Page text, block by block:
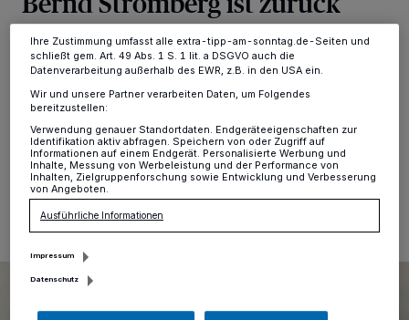
Lank·Die Komödie „Stromberg 2 – Wieder alles wie
immer“ (FSK12/100 Minuten) wird am Dienstag, 6.
Januar, um 17 und um 20 Uhr beim Kino im Forum
Wasserturm, Rheinstraße 10 in Lank, gezeigt.
05.01.2026 , 10:00 Uhr Eine Minute Lesezeit
Ihre Einstellungen gelten innerhalb unseres Website. Weitere
Informationen finden Sie in unserer Datenschutzerklärung.
Ihre Zustimmung umfasst alle extra-tipp-am-sonntag.de-Seiten und
schließt gem. Art. 49 Abs. 1 S. 1 lit. a DSGVO auch die
Datenverarbeitung außerhalb des EWR, z.B. in den USA ein.
Wir und unsere Partner verarbeiten Daten, um Folgendes
bereitzustellen:
Verwendung genauer Standortdaten. Endgeräteeigenschaften zur
Identifikation aktiv abfragen. Speichern von oder Zugriff auf
Informationen auf einem Endgerät. Personalisierte Werbung und
Inhalte, Messung von Werbeleistung und der Performance von
Inhalten, Zielgruppenforschung sowie Entwicklung und Verbesserung
von Angeboten.
Ausführliche Informationen
Impressum
Datenschutz